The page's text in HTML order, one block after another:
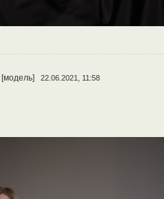
[модель] 22.06.2021, 11:58